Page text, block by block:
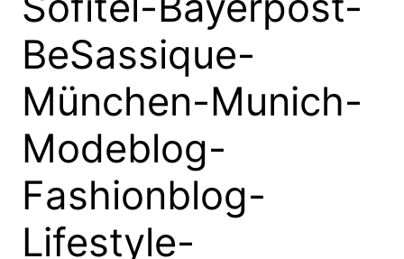
BeSassique-
München-Munich-
Modeblog-
Fashionblog-
Lifestyle-